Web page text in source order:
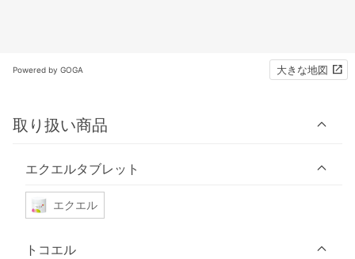
Powered by GOGA 大きな地図
取り扱い商品
エクエルタブレット
エクエル
トコエル